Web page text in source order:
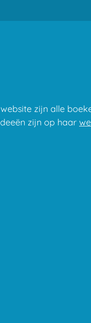
zijn alle
zijn op haar